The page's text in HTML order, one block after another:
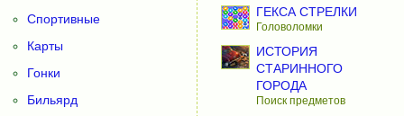
Спортивные
Карты
Гонки
Бильярд
ГЕКСА СТРЕЛКИ
Головоломки
ИСТОРИЯ
СТАРИННОГО
ГОРОДА
Поиск предметов